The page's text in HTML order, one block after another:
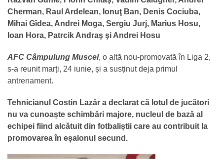
Cherman, Raul Ardelean, Ionuţ Ban, Denis Cociuba,
Mihai Gîdea, Andrei Moga, Sergiu Jurj, Marius Hosu,
Ioan Hora, Patrcik Andraş şi Andrei Hosu
AFC Câmpulung Muscel, o altă nou-promovată în Liga 2,
s-a reunit marți, 24 iunie, și a susținut deja primul
antrenament.
Tehnicianul Costin Lazăr a declarat că lotul de jucători
nu va cunoaște schimbări majore, nucleul de bază al
echipei fiind alcătuit din fotbaliștii care au contribuit la
promovarea în eșalonul secund.